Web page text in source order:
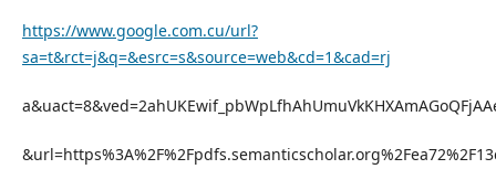
https://www.google.com.cu/url?
sa=t&rct=j&q=&esrc=s&source=web&cd=1&cad=rj